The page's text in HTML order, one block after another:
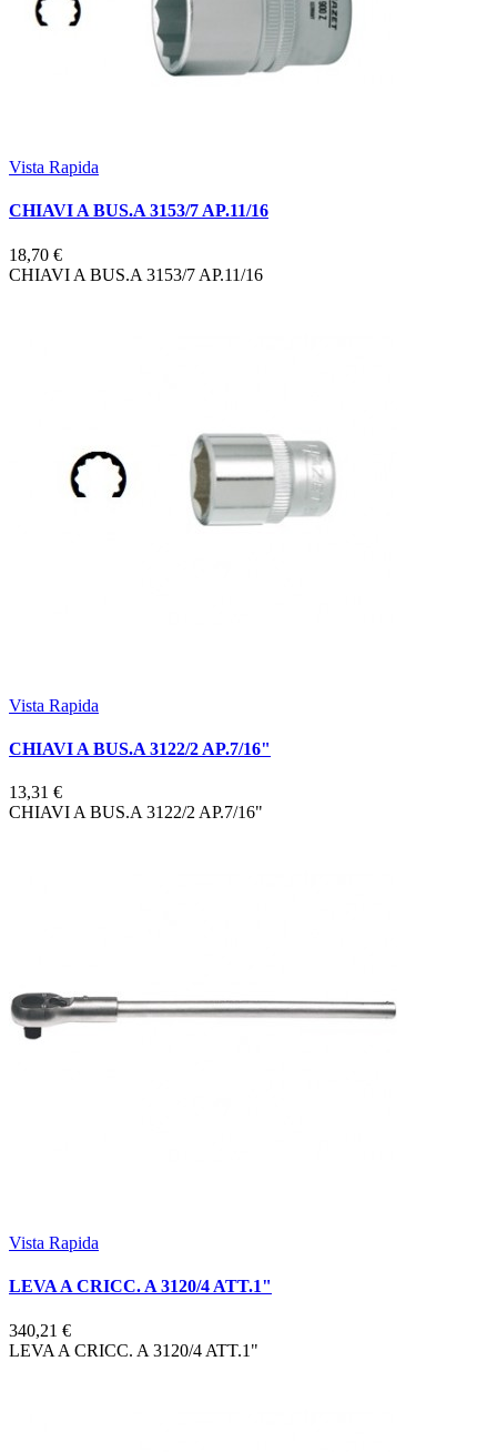
Vista Rapida
CHIAVI A BUS.A 3153/7 AP.11/16
18,70 €
CHIAVI A BUS.A 3153/7 AP.11/16
Vista Rapida
CHIAVI A BUS.A 3122/2 AP.7/16"
13,31 €
CHIAVI A BUS.A 3122/2 AP.7/16"
Vista Rapida
LEVA A CRICC. A 3120/4 ATT.1"
340,21 €
LEVA A CRICC. A 3120/4 ATT.1"